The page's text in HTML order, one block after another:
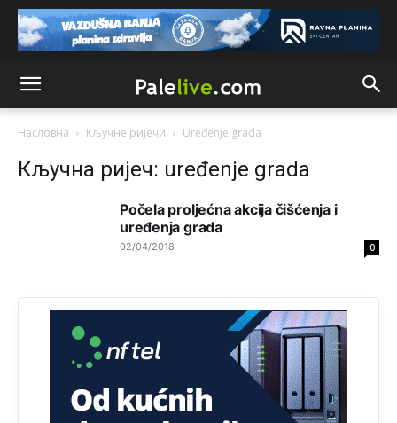
Насловна Кључне ријечи Uređenje grada
Кључна ријеч: uređenje grada
Počela proljećna akcija čišćenja i
uređenja grada
02/04/2018 0
Mile pozvao eleza da glasa .
Анонимно2808843 9:52
pusti ih ciganija...pocetkom ovog vjeka,neko rece za
Radovana i Ratka kaki su oni srbi...i poce dalje da
besjedi znam ja dobro sta je bilo u Ag-ci...
Анонимно2810587
11:13
Proguglajte